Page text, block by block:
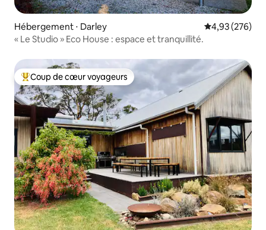
Hébergement ⋅ Darley Évaluation
4,93 (276)
« Le Studio » Eco House : espace et tranquillité.
Coups de cœur voyageurs les plus appréciés
Coup de cœur voyageurs